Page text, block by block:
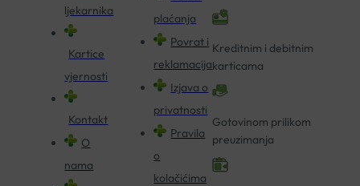
ljekarnika
Kartice
vjernosti
Kontakt
O
nama
plaćanja
Povrat i
reklamacija
Izjava o
privatnosti
Pravila
o
kolačićima
Kreditnim i debitnim
karticama
Gotovinom prilikom
preuzimanja